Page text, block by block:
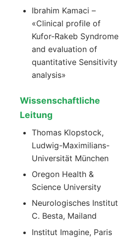
Ibrahim Kamaci –
«Clinical profile of
Kufor-Rakeb Syndrome
and evaluation of
quantitative Sensitivity
analysis»
Wissenschaftliche
Leitung
Thomas Klopstock,
Ludwig-Maximilians-
Universität München
Oregon Health &
Science University
Neurologisches Institut
C. Besta, Mailand
Institut Imagine, Paris